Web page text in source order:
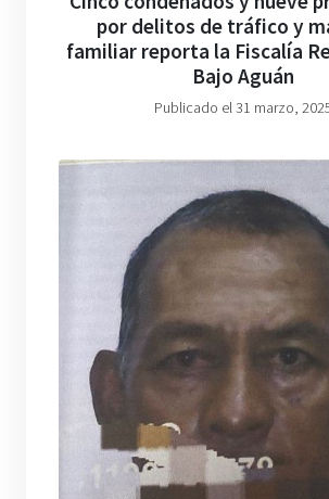
por delitos de tráfico y
familiar reporta la Fiscalía
Bajo Aguán
Publicado el 31 marzo,